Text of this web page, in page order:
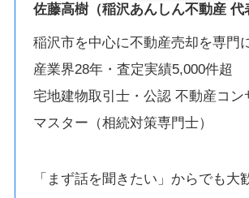
佐藤高樹（稲沢あんしん不動産 代
稲沢市を中心に不動産売却を専門
産業界28年・査定実績5,000件超
宅地建物取引士・公認 不動産コン
マスター（相続対策専門士）
「まず話を聞きたい」からでも大